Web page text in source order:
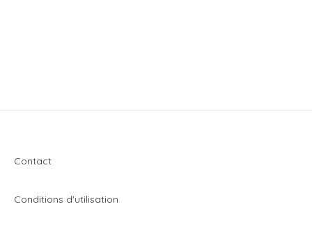
Contact
Conditions d'utilisation